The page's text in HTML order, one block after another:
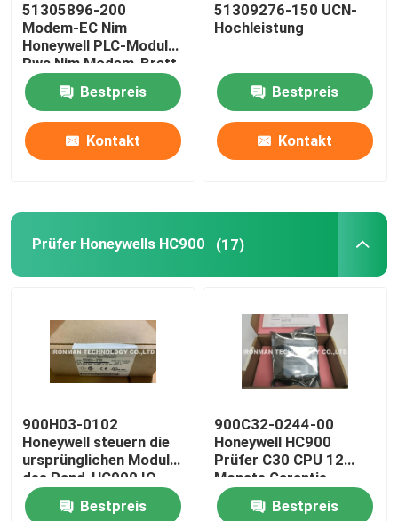
51305896-200
Modem-EC Nim
Honeywell PLC-Modul
Pwa Nim Modem-Brett
Rev C
Bestpreis
Kontakt
51309276-150 UCN-
Hochleistung
Bestpreis
Kontakt
Prüfer Honeywells HC900 (17)
900H03-0102
Honeywell steuern die
ursprünglichen Module
des Rand-HC900 IO
Bestpreis
900C32-0244-00
Honeywell HC900
Prüfer C30 CPU 12
Monate Garantie-
Bestpreis